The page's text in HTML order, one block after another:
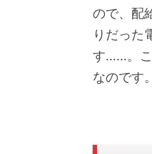
ので、配
りだった
す……。こ
なのです。